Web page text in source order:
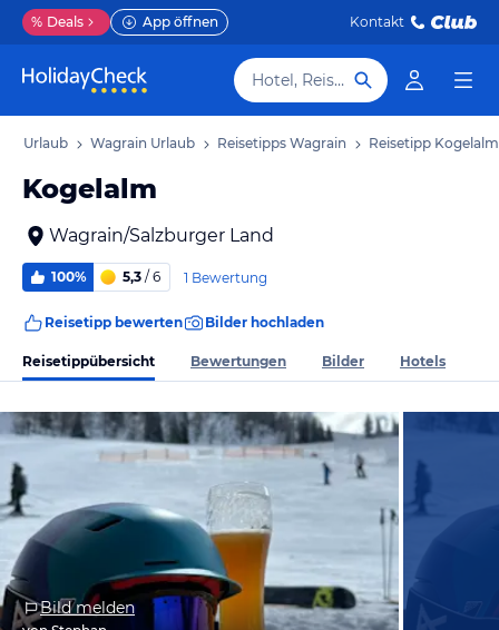
% Deals App öffnen Kontakt
Hotel, Reiseziel
Urlaub Wagrain Urlaub Reisetipps Wagrain Reisetipp Kogelalm
Kogelalm
Wagrain/Salzburger Land
100% 5,3 / 6 1 Bewertung
Reisetipp bewerten Bilder hochladen
Reisetippübersicht Bewertungen Bilder Hotels
Bild melden